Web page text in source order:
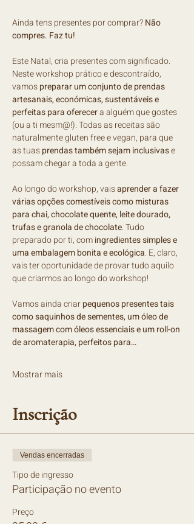
Ainda tens presentes por comprar? Não
compres. Faz tu!
Este Natal, cria presentes com significado.
Neste workshop prático e descontraído,
vamos preparar um conjunto de prendas
artesanais, económicas, sustentáveis e
perfeitas para oferecer a alguém que gostes
(ou a ti mesm@!). Todas as receitas são
naturalmente gluten free e vegan, para que
as tuas prendas também sejam inclusivas e
possam chegar a toda a gente.
Ao longo do workshop, vais aprender a fazer
várias opções comestíveis como misturas
para chai, chocolate quente, leite dourado,
trufas e granola de chocolate. Tudo
preparado por ti, com ingredientes simples e
uma embalagem bonita e ecológica. E, claro,
vais ter oportunidade de provar tudo aquilo
que criarmos ao longo do workshop!
Vamos ainda criar pequenos presentes tais
como saquinhos de sementes, um óleo de
massagem com óleos essenciais e um roll-on
de aromaterapia, perfeitos para…
Mostrar mais
Inscrição
Vendas encerradas
Tipo de ingresso
Participação no evento
Preço